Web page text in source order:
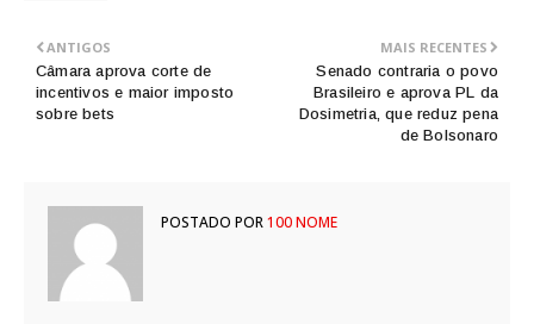
MAIS RECENTES
Senado contraria o povo
Brasileiro e aprova PL da
Dosimetria, que reduz pena
de Bolsonaro
ANTIGOS
Câmara aprova corte de
incentivos e maior imposto
sobre bets
POSTADO POR100 NOME